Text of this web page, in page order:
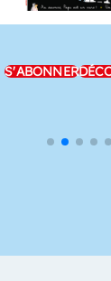
S'ABONNER